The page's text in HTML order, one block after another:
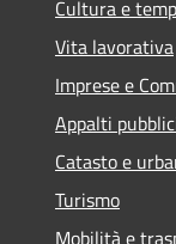
Cultura e
Vita lavorativa
Imprese e
Appalti
Catasto e
Turismo
Mobilità e